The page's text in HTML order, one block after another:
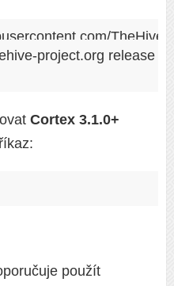
project.org release
Cortex 3.1.0+
použít